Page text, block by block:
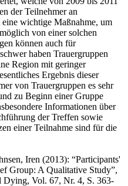
der Teilnehmer an
wichtige Maßnahme, um
von einer solchen
können auch für
haben Trauergruppen
Region mit geringer
Ergebnis dieser
von Trauergruppen es sehr
zu Beginn einer Gruppe
Informationen über
der Treffen sowie
einer Teilnahme sind für die
Iren (2013): “Participants'
Group: A Qualitative Study”,
Vol. 67, Nr. 4, S. 363-